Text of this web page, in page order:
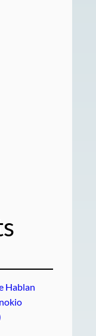
Hablan